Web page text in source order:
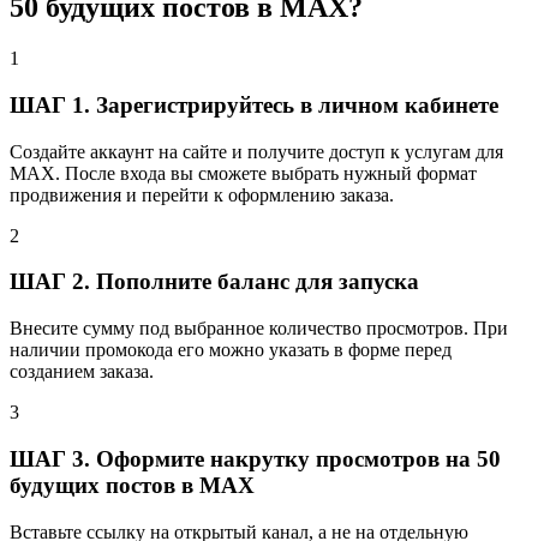
50 будущих постов в MAX?
1
ШАГ 1. Зарегистрируйтесь в личном кабинете
Создайте аккаунт на сайте и получите доступ к услугам для
MAX. После входа вы сможете выбрать нужный формат
продвижения и перейти к оформлению заказа.
2
ШАГ 2. Пополните баланс для запуска
Внесите сумму под выбранное количество просмотров. При
наличии промокода его можно указать в форме перед
созданием заказа.
3
ШАГ 3. Оформите накрутку просмотров на 50
будущих постов в MAX
Вставьте ссылку на открытый канал, а не на отдельную